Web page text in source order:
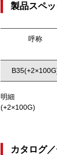
製品スペッ
呼称
明細
(+2×100G)
カタログ